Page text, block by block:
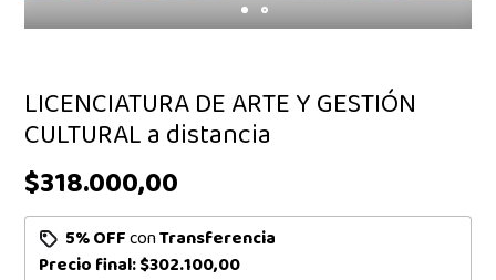
LICENCIATURA DE ARTE Y GESTIÓN
CULTURAL a distancia
$318.000,00
5% OFFconTransferencia
Precio final:$302.100,00